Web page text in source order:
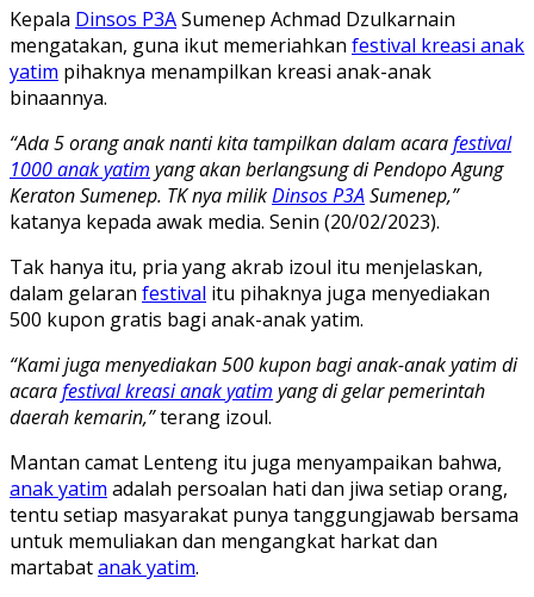
Kepala Dinsos P3ASumenep Achmad Dzulkarnain
mengatakan, guna ikut memeriahkan festival kreasi anak
yatim pihaknya menampilkan kreasi anak-anak
binaannya.
“Ada 5 orang anak nanti kita tampilkan dalam acarafestival
1000 anak yatim yang akan berlangsung di Pendopo Agung
Keraton Sumenep. TK nya milikDinsos P3ASumenep,”
katanya kepada awak media. Senin (20/02/2023).
Tak hanya itu, pria yang akrab izoul itu menjelaskan,
dalam gelaran festival itu pihaknya juga menyediakan
500 kupon gratis bagi anak-anak yatim.
“Kami juga menyediakan 500 kupon bagi anak-anak yatim di
acarafestival kreasi anak yatim yang di gelar pemerintah
daerah kemarin,”terang izoul.
Mantan camat Lenteng itu juga menyampaikan bahwa,
anak yatim adalah persoalan hati dan jiwa setiap orang,
tentu setiap masyarakat punya tanggungjawab bersama
untuk memuliakan dan mengangkat harkat dan
martabatanak yatim.